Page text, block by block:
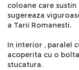
coloane care
sugereaza
a Tarii Romanesti.
In interior , paralel
acoperita cu o
stucatura.